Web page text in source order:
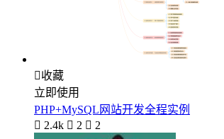
收藏
立即使用
PHP+MySQL网站开发全程实例
 2.4k  2  2